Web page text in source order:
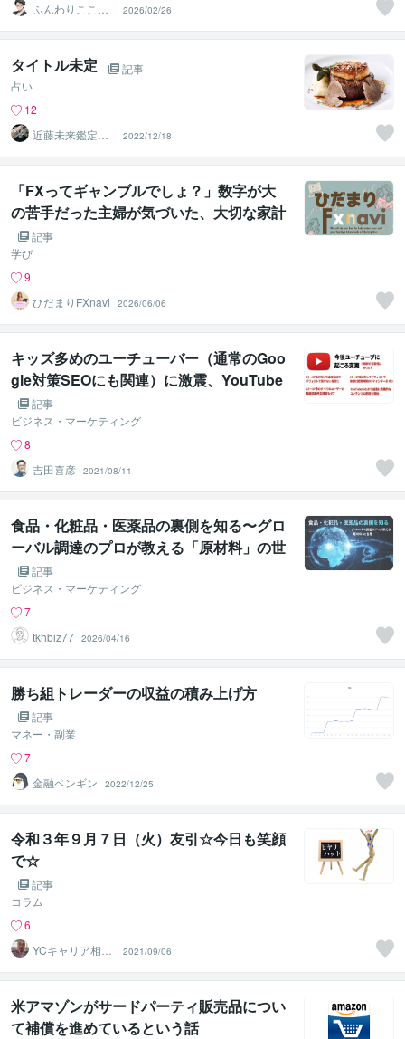
ふんわりこころ
サポート☘️みち
まさ
2026/02/26
タイトル未定
記事
占い
12
近藤未来鑑定
近藤 光 【移転
済】
2022/12/18
「FXってギャンブルでしょ？」数字が大
の苦手だった主婦が気づいた、大切な家計
の守り方
記事
学び
9
ひだまりFXnavi
2026/06/06
キッズ多めのユーチューバー（通常のGoo
gle対策SEOにも関連）に激震、YouTube
がデフォルトで18歳未満非公開へ
記事
ビジネス・マーケティング
8
吉田喜彦 2021/08/11
食品・化粧品・医薬品の裏側を知る〜グロ
ーバル調達のプロが教える「原材料」の世
界〜記事
ビジネス・マーケティング
7
tkhbiz77 2026/04/16
勝ち組トレーダーの収益の積み上げ方
記事
マネー・副業
7
金融ペンギン
2022/12/25
令和３年９月７日（火）友引☆今日も笑顔
で☆
記事
コラム
6
YCキャリア相談
2021/09/06
米アマゾンがサードパーティ販売品につい
て補償を進めているという話